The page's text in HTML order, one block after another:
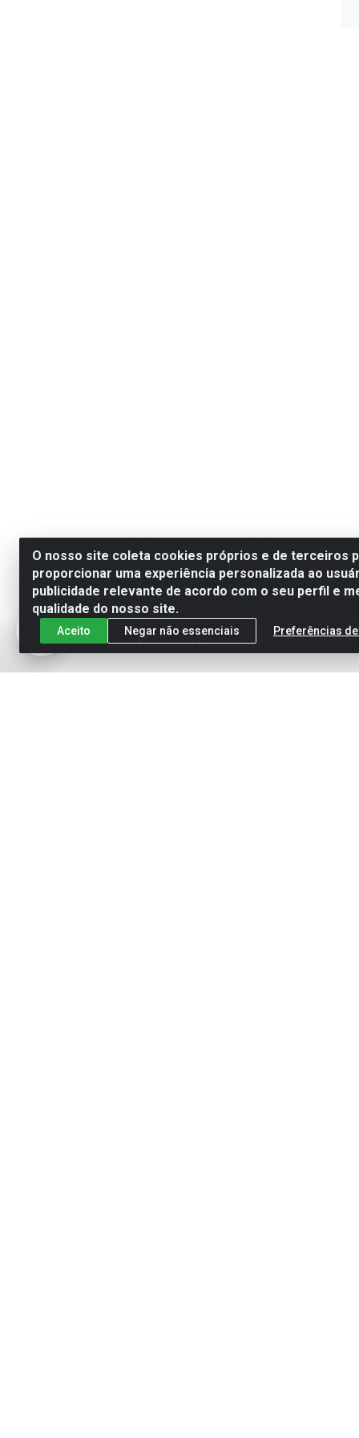
O nosso site coleta cookies próprios e de terceiros
proporcionar uma experiência personalizada ao
publicidade relevante de acordo com o seu perfil e
qualidade do nosso site.
Aceito Negar não essenciais Preferências